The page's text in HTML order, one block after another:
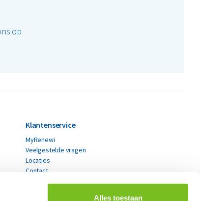
Alles toestaan
op
Klantenservice
MyRenewi
Veelgestelde vragen
Locaties
Contact